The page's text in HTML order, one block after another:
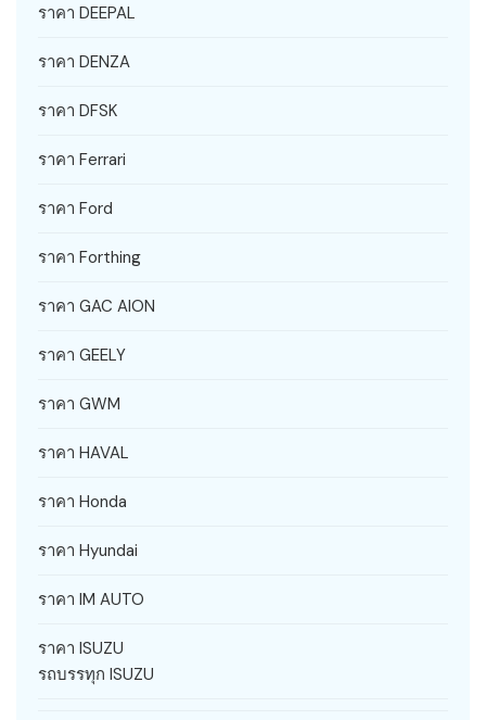
ราคา DEEPAL
ราคา DENZA
ราคา DFSK
ราคา Ferrari
ราคา Ford
ราคา Forthing
ราคา GAC AION
ราคา GEELY
ราคา GWM
ราคา HAVAL
ราคา Honda
ราคา Hyundai
ราคา IM AUTO
ราคา ISUZU
รถบรรทุก ISUZU